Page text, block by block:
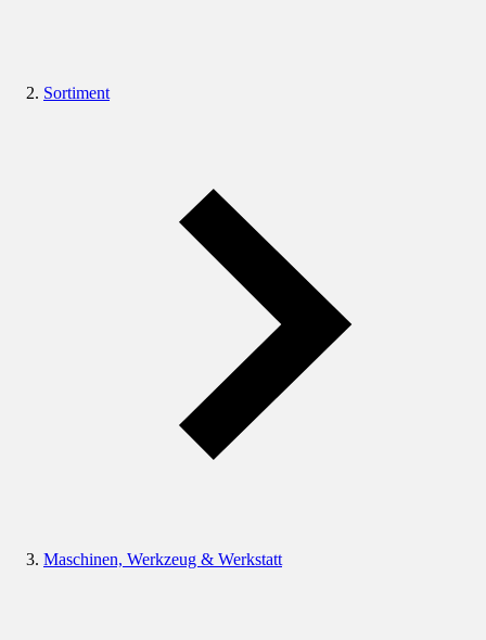
Sortiment
Maschinen, Werkzeug & Werkstatt